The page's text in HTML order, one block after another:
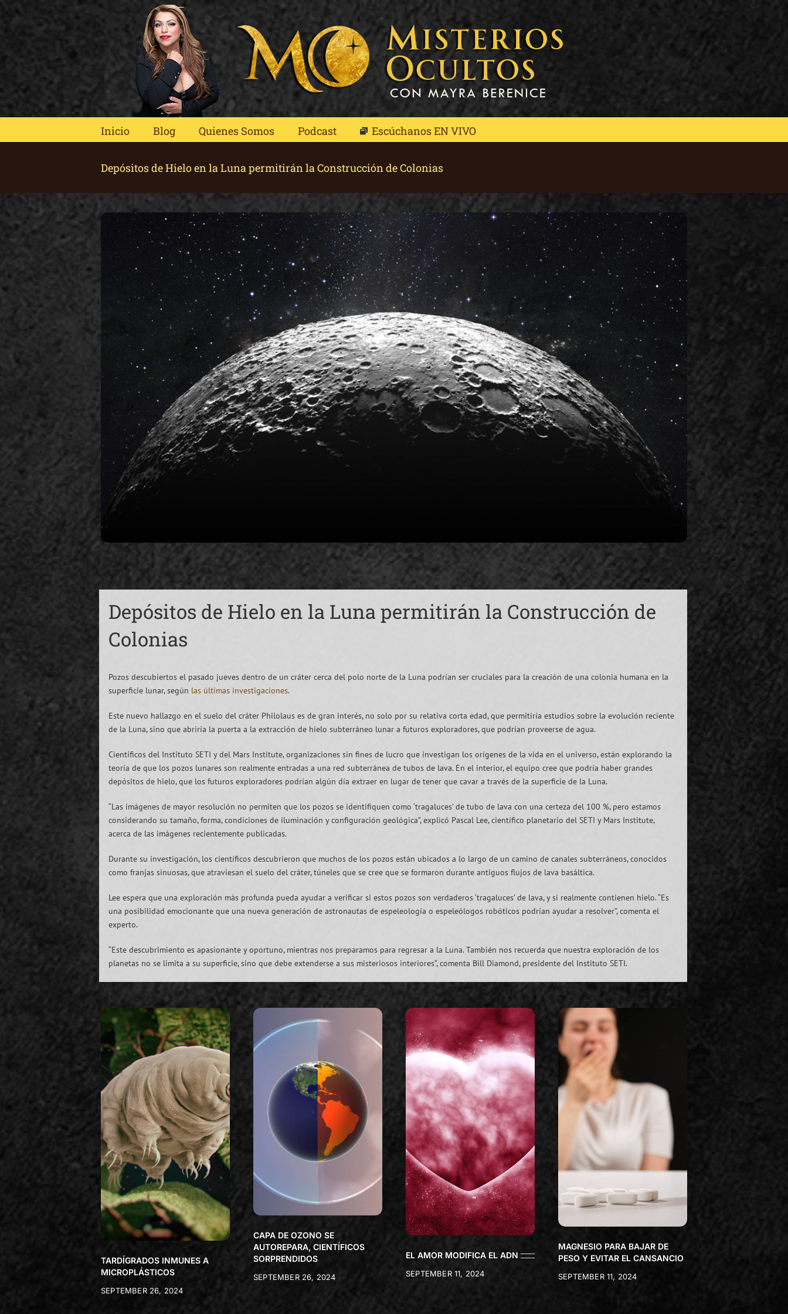
Inicio Blog Quienes Somos Podcast Escúchanos EN VIVO
Depósitos de Hielo en la Luna permitirán la Construcción de Colonias
Depósitos de Hielo en la Luna permitirán la Construcción de
Colonias
Pozos descubiertos el pasado jueves dentro de un cráter cerca del polo norte de la Luna podrían ser cruciales para la creación de una colonia humana en la
superficie lunar, según las últimas investigaciones.
Este nuevo hallazgo en el suelo del cráter Philolaus es de gran interés, no solo por su relativa corta edad, que permitiría estudios sobre la evolución reciente
de la Luna, sino que abriría la puerta a la extracción de hielo subterráneo lunar a futuros exploradores, que podrían proveerse de agua.
Científicos del Instituto SETI y del Mars Institute, organizaciones sin fines de lucro que investigan los orígenes de la vida en el universo, están explorando la
teoría de que los pozos lunares son realmente entradas a una red subterránea de tubos de lava. En el interior, el equipo cree que podría haber grandes
depósitos de hielo, que los futuros exploradores podrían algún día extraer en lugar de tener que cavar a través de la superficie de la Luna.
“Las imágenes de mayor resolución no permiten que los pozos se identifiquen como ‘tragaluces’ de tubo de lava con una certeza del 100 %, pero estamos
considerando su tamaño, forma, condiciones de iluminación y configuración geológica”, explicó Pascal Lee, científico planetario del SETI y Mars Institute,
acerca de las imágenes recientemente publicadas.
Durante su investigación, los científicos descubrieron que muchos de los pozos están ubicados a lo largo de un camino de canales subterráneos, conocidos
como franjas sinuosas, que atraviesan el suelo del cráter, túneles que se cree que se formaron durante antiguos flujos de lava basáltica.
Lee espera que una exploración más profunda pueda ayudar a verificar si estos pozos son verdaderos ‘tragaluces’ de lava, y si realmente contienen hielo. “Es
una posibilidad emocionante que una nueva generación de astronautas de espeleología o espeleólogos robóticos podrían ayudar a resolver”, comenta el
experto.
“Este descubrimiento es apasionante y oportuno, mientras nos preparamos para regresar a la Luna. También nos recuerda que nuestra exploración de los
planetas no se limita a su superficie, sino que debe extenderse a sus misteriosos interiores”, comenta Bill Diamond, presidente del Instituto SETI.
TARDÍGRADOS INMUNES A
MICROPLÁSTICOS
SEPTEMBER 26, 2024
CAPA DE OZONO SE
AUTOREPARA, CIENTÍFICOS
SORPRENDIDOS
SEPTEMBER 26, 2024
EL AMOR MODIFICA EL ADN
SEPTEMBER 11, 2024
MAGNESIO PARA BAJAR DE
PESO Y EVITAR EL CANSANCIO
SEPTEMBER 11, 2024